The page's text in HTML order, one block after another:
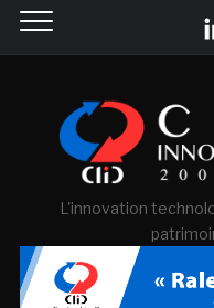
L'innovation